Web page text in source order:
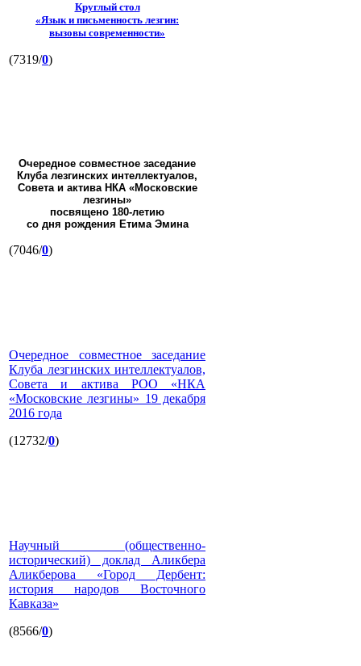
Круглый стол
«Язык и письменность лезгин:
вызовы современности»
(7319/0)
Очередное совместное заседание
Клуба лезгинских интеллектуалов,
Совета и актива НКА «Московские
лезгины»
посвящено 180-летию
со дня рождения Етима Эмина
(7046/0)
Очередное совместное заседание
Клуба лезгинских интеллектуалов,
Совета и актива РОО «НКА
«Московские лезгины» 19 декабря
2016 года
(12732/0)
Научный (общественно-
исторический) доклад Аликбера
Аликберова «Город Дербент:
история народов Восточного
Кавказа»
(8566/0)